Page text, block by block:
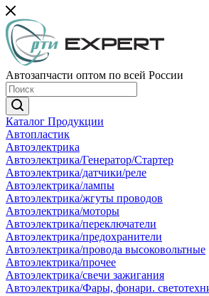
Автозапчасти оптом по всей России
Каталог Продукции
Автопластик
Автоэлектрика
Автоэлектрика/Генератор/Стартер
Автоэлектрика/датчики/реле
Автоэлектрика/лампы
Автоэлектрика/жгуты проводов
Автоэлектрика/моторы
Автоэлектрика/переключатели
Автоэлектрика/предохранители
Автоэлектрика/провода высоковольтные
Автоэлектрика/прочее
Автоэлектрика/свечи зажигания
Автоэлектрика/Фары, фонари.